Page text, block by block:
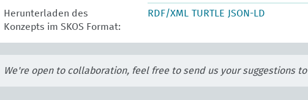
Herunterladen des
Konzepts im SKOS Format:
RDF/XML TURTLE JSON-LD
We're open to collaboration, feel free to send us your suggestions to